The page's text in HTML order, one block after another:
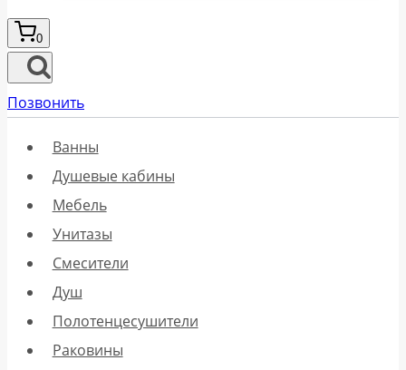
0
Позвонить
Ванны
Душевые кабины
Мебель
Унитазы
Смесители
Душ
Полотенцесушители
Раковины